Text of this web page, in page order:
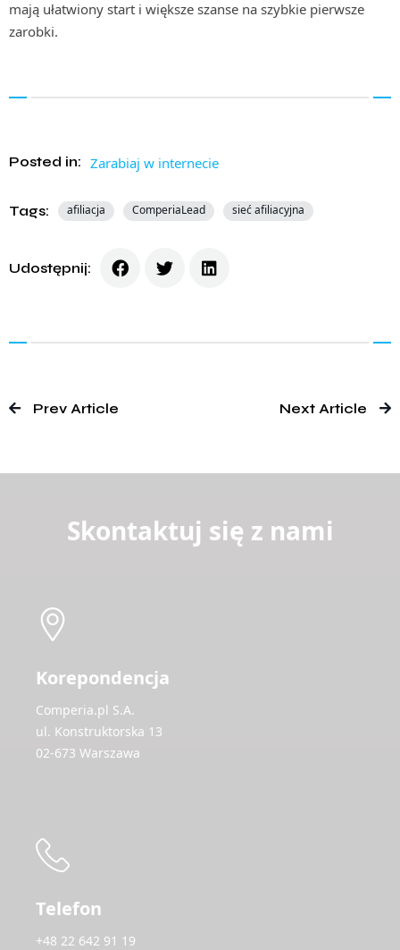
mają ułatwiony start i większe szanse na szybkie pierwsze
zarobki.
Posted in: Zarabiaj w internecie
Tags: afiliacja ComperiaLead sieć afiliacyjna
Udostępnij:
Prev Article Next Article
Skontaktuj się z nami
Korepondencja
Comperia.pl S.A.
ul. Konstruktorska 13
02-673 Warszawa
Telefon
+48 22 642 91 19